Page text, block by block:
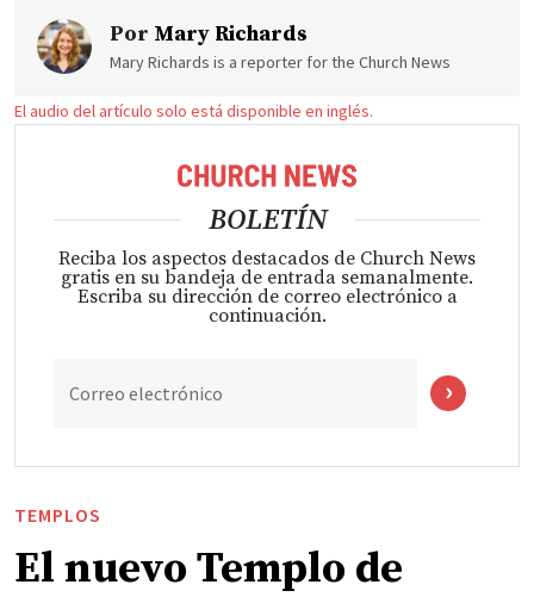
Por Mary Richards
Mary Richards is a reporter for the Church News
El audio del artículo solo está disponible en inglés.
BOLETÍN
Reciba los aspectos destacados de Church News
gratis en su bandeja de entrada semanalmente.
Escriba su dirección de correo electrónico a
continuación.
Correo electrónico
TEMPLOS
El nuevo Templo de